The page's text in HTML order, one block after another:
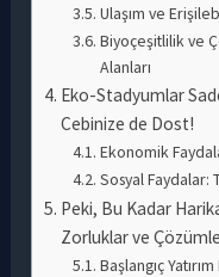
Ulaşım ve
Biyoçeşitlilik ve
Alanları
Eko-Stadyumlar
Cebinize de Dost!
Ekonomik
Sosyal Faydalar:
Peki, Bu Kadar
Zorluklar ve
Başlangıç